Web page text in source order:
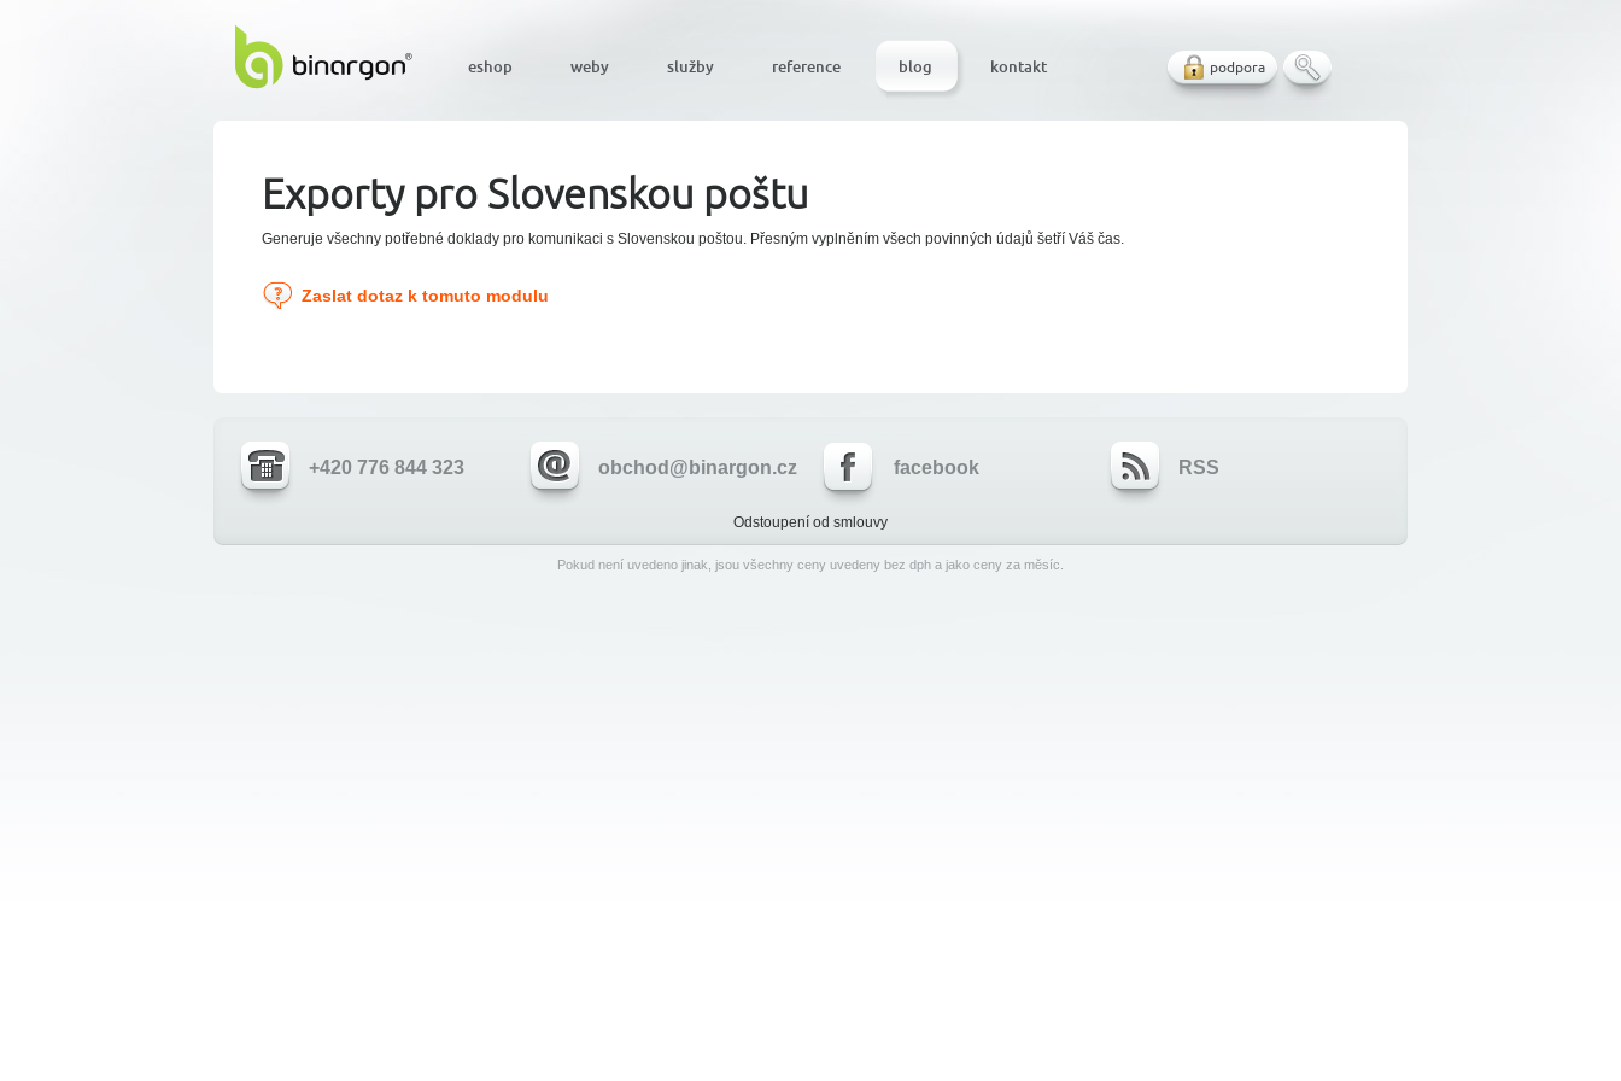
Exporty pro Slovenskou poštu
Generuje všechny potřebné doklady pro komunikaci s Slovenskou poštou. Přesným vyplněním všech povinných údajů šetří Váš čas.
Zaslat dotaz k tomuto modulu
+420 776 844 323 obchod@binargon.cz facebook RSS
Odstoupení od smlouvy
Pokud není uvedeno jinak, jsou všechny ceny uvedeny bez dph a jako ceny za měsíc.
eshop weby služby reference blog kontakt podpora